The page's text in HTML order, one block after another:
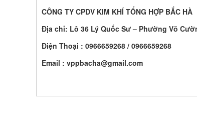
CÔNG TY CPDV KIM KHÍ TỔNG HỢP BẮC HÀ
Địa chỉ: Lô 36 Lý Quốc Sư – Phường Võ
Điện Thoại : 0966659268 / 0966659268
Email : vppbacha@gmail.com